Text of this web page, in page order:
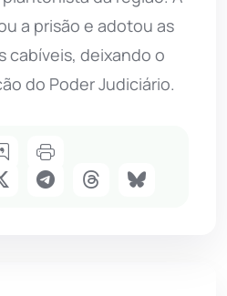
a prisão e adotou as
cabíveis, deixando o
do Poder Judiciário.